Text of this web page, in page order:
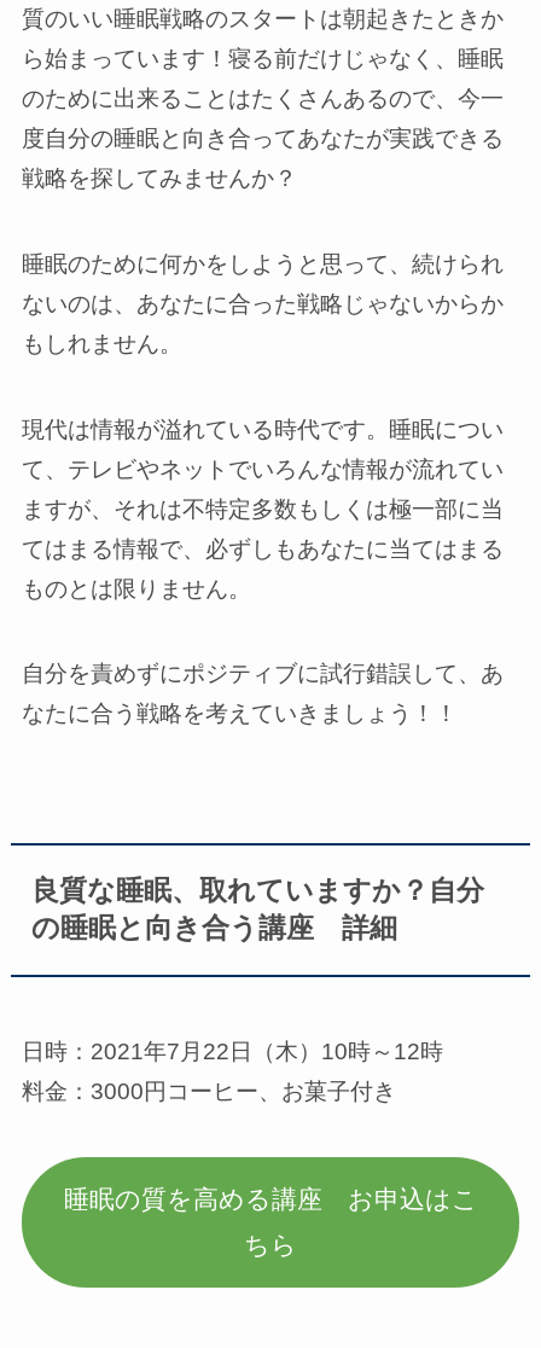
質のいい睡眠戦略のスタートは朝起きたときか
ら始まっています！寝る前だけじゃなく、睡眠
のために出来ることはたくさんあるので、今一
度自分の睡眠と向き合ってあなたが実践できる
戦略を探してみませんか？
睡眠のために何かをしようと思って、続けられ
ないのは、あなたに合った戦略じゃないからか
もしれません。
現代は情報が溢れている時代です。睡眠につい
て、テレビやネットでいろんな情報が流れてい
ますが、それは不特定多数もしくは極一部に当
てはまる情報で、必ずしもあなたに当てはまる
ものとは限りません。
自分を責めずにポジティブに試行錯誤して、あ
なたに合う戦略を考えていきましょう！！
良質な睡眠、取れていますか？自分
の睡眠と向き合う講座 詳細
日時：2021年7月22日（木）10時～12時
料金：3000円コーヒー、お菓子付き
睡眠の質を高める講座 お申込はこ
ちら